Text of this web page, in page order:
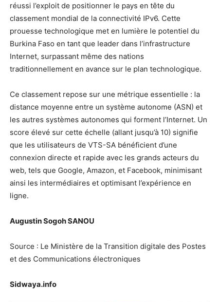
réussi l’exploit de positionner le pays en tête du
classement mondial de la connectivité IPv6. Cette
prouesse technologique met en lumière le potentiel du
Burkina Faso en tant que leader dans l’infrastructure
Internet, surpassant même des nations
traditionnellement en avance sur le plan technologique.
Ce classement repose sur une métrique essentielle : la
distance moyenne entre un système autonome (ASN) et
les autres systèmes autonomes qui forment l’Internet. Un
score élevé sur cette échelle (allant jusqu’à 10) signifie
que les utilisateurs de VTS-SA bénéficient d’une
connexion directe et rapide avec les grands acteurs du
web, tels que Google, Amazon, et Facebook, minimisant
ainsi les intermédiaires et optimisant l’expérience en
ligne.
Augustin Sogoh SANOU
Source : Le Ministère de la Transition digitale des Postes
et des Communications électroniques
Sidwaya.info